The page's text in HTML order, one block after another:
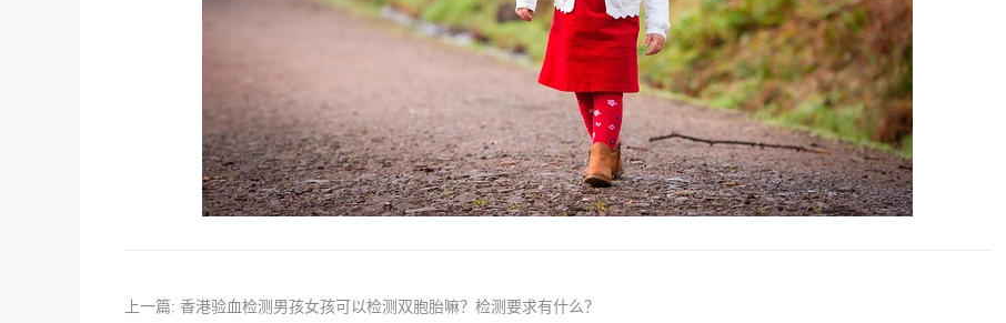
上一篇: 香港验血检测男孩女孩可以检测双胞胎嘛？检测要求有什么？